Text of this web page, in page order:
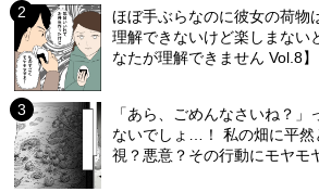
ほぼ手ぶらなのに彼女の荷物
理解できないけど楽しまない
なたが理解できません Vol.8】
「あら、ごめんなさいね？
ないでしょ…！ 私の畑に平
視？悪意？その行動にモヤモ